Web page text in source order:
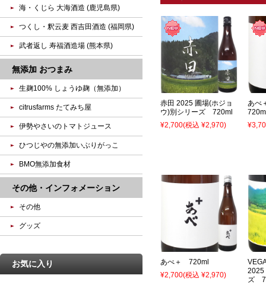
赤田 2025 圃場(ホジョ
ウ)別シリーズ 720ml
¥2,700(税込 ¥2,970)
あべ
あべ＋ 720ml
¥2,700(税込 ¥2,970)
2025
ズ
海・くじら 大海酒造 (鹿児島県)
つくし・釈云麦 西吉田酒造 (福岡県)
武者返し 寿福酒造場 (熊本県)
無添加 おつまみ
生麹100% しょうゆ麹（無添加）
citrusfarms たてみち屋
伊勢やさいのトマトジュース
ひつじやの無添加いぶりがっこ
BMO無添加食材
その他・インフォメーション
その他
グッズ
お気に入り